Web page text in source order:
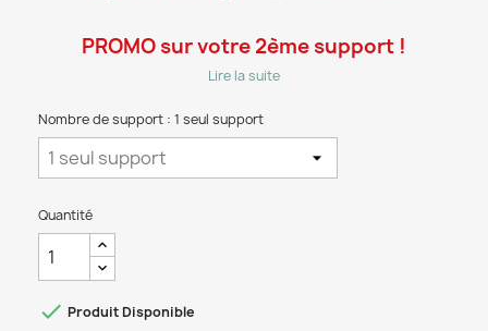
PROMO sur votre 2ème support !
Lire la suite
Nombre de support : 1 seul support
Quantité
 Produit Disponible